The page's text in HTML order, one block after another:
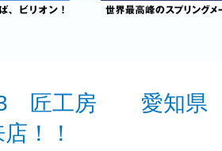
13 匠工房 愛知
！！